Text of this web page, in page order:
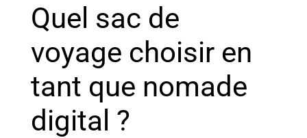
Quel sac de
voyage choisir en
tant que nomade
digital ?